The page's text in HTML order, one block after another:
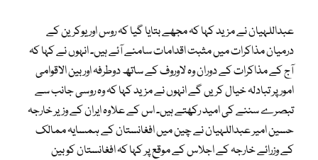
عبداللہیان نے مزید کہا کہ مجھے بتایا گیا کہ روس اور یوکرین کے
درمیان مذاکرات میں مثبت اقدامات سامنے آئے ہیں۔ انہوں نے کہا کہ
آج کے مذاکرات کے دوران وہ لاوروف کے ساتھ دوطرفہ اور بین الاقوامی
امور پر تبادلہ خیال کریں گے انہوں نے مزید کہا کہ وہ روسی جانب سے
تبصرے سننے کی امید رکھتے ہیں۔ اس کے علاوہ ایران کے وزیر خارجہ
حسین امیر عبداللہیان نے چین میں افغانستان کے ہمسایہ ممالک
کے وزرائے خارجہ کے اجلاس کے موقع پر کہا کہ افغانستان کو بین